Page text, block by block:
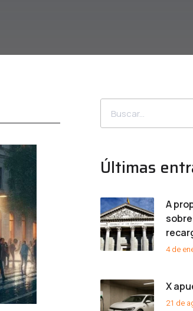
Últimas
A
4 de
X
21 de